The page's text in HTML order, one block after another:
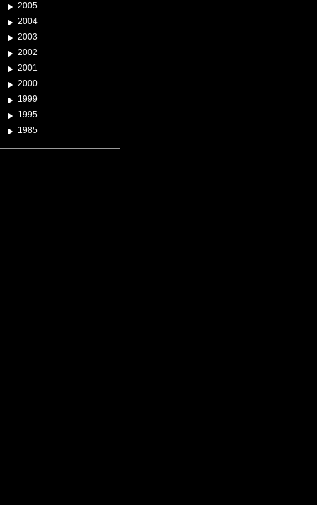
2005
2004
2003
2002
2001
2000
1999
1995
1985